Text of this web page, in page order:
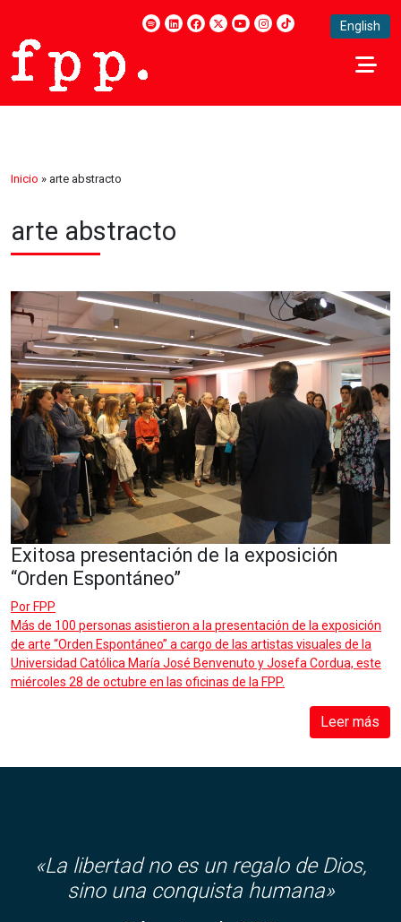
English
Inicio » arte abstracto
arte abstracto
Exitosa presentación de la exposición
“Orden Espontáneo”
Por FPP
Más de 100 personas asistieron a la presentación de la exposición
de arte “Orden Espontáneo” a cargo de las artistas visuales de la
Universidad Católica María José Benvenuto y Josefa Cordua, este
miércoles 28 de octubre en las oficinas de la FPP.
Leer más
«La libertad no es un regalo de Dios,
sino una conquista humana»